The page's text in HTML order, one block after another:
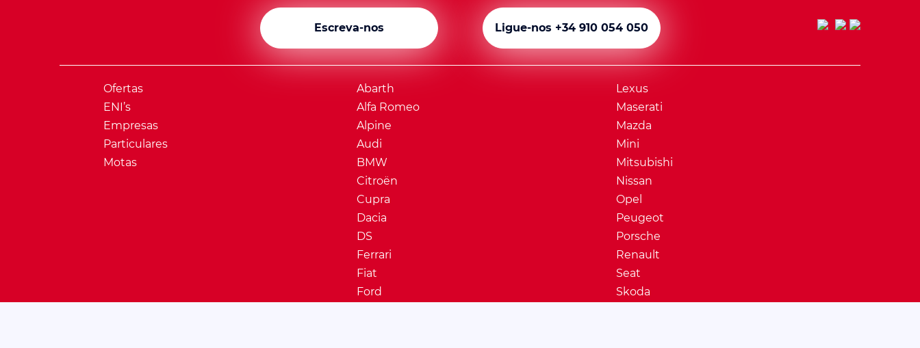
Escreva-nos Ligue-nos +34 910 054 050
Ofertas
ENI’s
Empresas
Particulares
Motas
Abarth
Alfa Romeo
Alpine
Audi
BMW
Citroën
Cupra
Dacia
DS
Ferrari
Fiat
Ford
Lexus
Maserati
Mazda
Mini
Mitsubishi
Nissan
Opel
Peugeot
Porsche
Renault
Seat
Skoda